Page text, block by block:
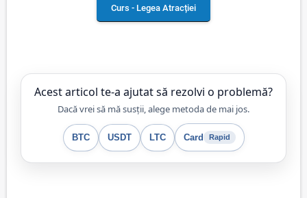
Curs - Legea Atracției
Acest articol te-a ajutat să rezolvi o problemă?
Dacă vrei să mă susții, alege metoda de mai jos.
BTC USDT LTC Card Rapid